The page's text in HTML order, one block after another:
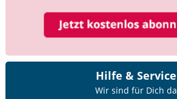
Hilfe & Service
Wir sind für Dich da